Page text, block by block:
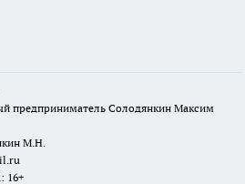
предприниматель Солодянкин Максим
М.Н.
16+